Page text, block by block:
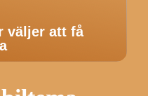
väljer att få